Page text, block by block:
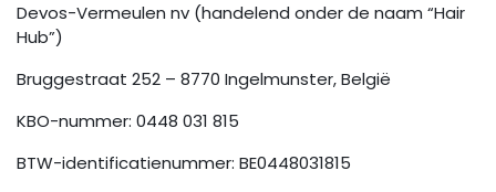
Devos-Vermeulen nv (handelend onder de naam “Hair
Hub”)
Bruggestraat 252 – 8770 Ingelmunster, België
KBO-nummer: 0448 031 815
BTW-identificatienummer: BE0448031815